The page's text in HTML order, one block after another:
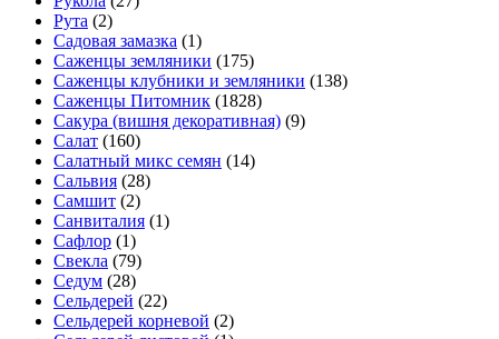
Рута (2)
Садовая замазка (1)
Саженцы земляники (175)
Саженцы клубники и земляники (138)
Саженцы Питомник (1828)
Сакура (вишня декоративная) (9)
Салат (160)
Салатный микс семян (14)
Сальвия (28)
Самшит (2)
Санвиталия (1)
Сафлор (1)
Свекла (79)
Седум (28)
Сельдерей (22)
Сельдерей корневой (2)